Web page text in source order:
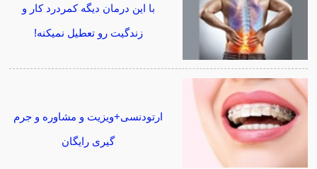
با این درمان دیگه کمردرد کار و
زندگیت رو تعطیل نمیکنه!
ارتودنسی+ویزیت و مشاوره و جرم
گیری رایگان